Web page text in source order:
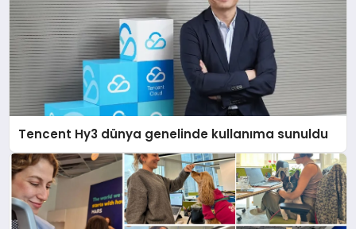
Tencent Hy3 dünya genelinde kullanıma sunuldu